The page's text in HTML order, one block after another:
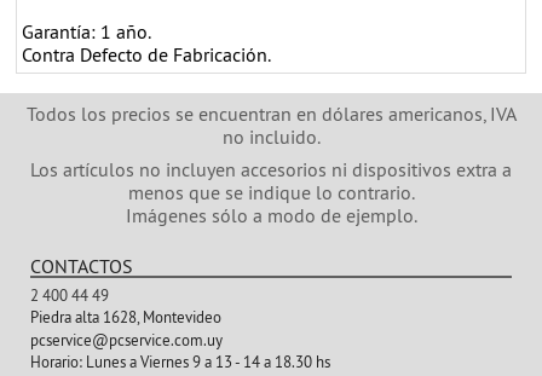
Garantía: 1 año.
Contra Defecto de Fabricación.
Todos los precios se encuentran en dólares americanos, IVA
no incluido.
Los artículos no incluyen accesorios ni dispositivos extra a
menos que se indique lo contrario.
Imágenes sólo a modo de ejemplo.
CONTACTOS
2 400 44 49
Piedra alta 1628, Montevideo
pcservice@pcservice.com.uy
Horario:Lunes a Viernes 9 a 13 - 14 a 18.30 hs